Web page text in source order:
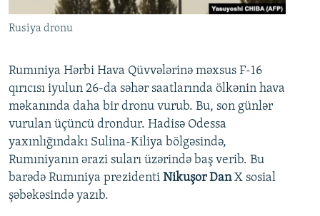
Rusiya dronu
Rumıniya Hərbi Hava Qüvvələrinə məxsus F-16
qırıcısı iyulun 26-da səhər saatlarında ölkənin hava
məkanında daha bir dronu vurub. Bu, son günlər
vurulan üçüncü drondur. Hadisə Odessa
yaxınlığındakı Sulina-Kiliya bölgəsində,
Rumıniyanın ərazi suları üzərində baş verib. Bu
barədə Rumıniya prezidenti Nikuşor DanX sosial
şəbəkəsində yazıb.